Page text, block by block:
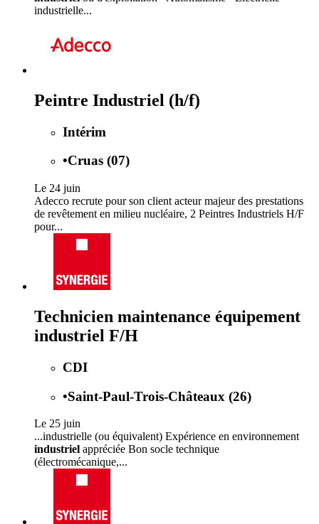
industrielle...
Peintre Industriel (h/f)
Intérim
•Cruas (07)
Le 24 juin
Adecco recrute pour son client acteur majeur des prestations
de revêtement en milieu nucléaire, 2 Peintres Industriels H/F
pour...
Technicien maintenance équipement
industriel F/H
CDI
•Saint-Paul-Trois-Châteaux (26)
Le 25 juin
...industrielle (ou équivalent) Expérience en environnement
industriel appréciée Bon socle technique
(électromécanique,...